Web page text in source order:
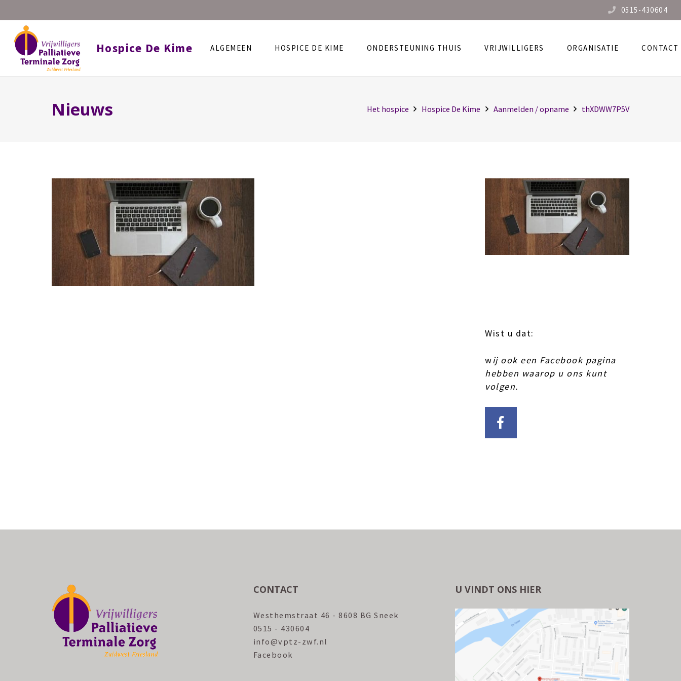
0515-430604
Hospice De Kime ALGEMEEN HOSPICE DE KIME ONDERSTEUNING THUIS VRIJWILLIGERS ORGANISATIE CONTACT
Nieuws Het hospice Hospice De Kime Aanmelden / opname thXDWW7P5V
Wist u dat:
wij ook een Facebook pagina
hebben waarop u ons kunt
volgen.
CONTACT
Westhemstraat 46 - 8608 BG Sneek
0515 - 430604
info@vptz-zwf.nl
Facebook
U VINDT ONS HIER